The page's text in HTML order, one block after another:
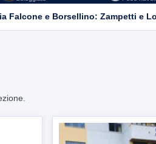
Falcone e Borsellino: Zampetti e